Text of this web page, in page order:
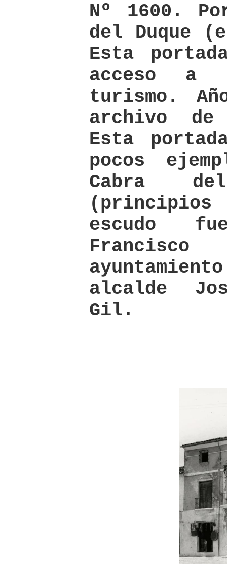
Nº 1600.
del Duque
Esta
acceso
turismo.
archivo
Esta
pocos
Cabra
escudo
alcalde
Gil.